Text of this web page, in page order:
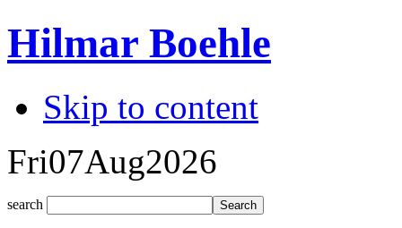
Hilmar Boehle
Skip to content
Fri07Aug2026
search